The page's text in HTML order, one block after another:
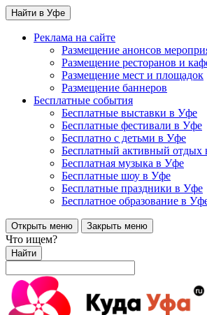
Найти в Уфе
Реклама на сайте
Размещение анонсов
Размещение ресторанов и
Размещение мест и площадок
Размещение баннеров
Бесплатные события
Бесплатные выставки в Уфе
Бесплатные фестивали в Уфе
Бесплатно с детьми в Уфе
Бесплатный активный отдых
Бесплатная музыка в Уфе
Бесплатные шоу в Уфе
Бесплатные праздники в Уфе
Бесплатное образование в
Открыть меню Закрыть меню
Что ищем?
Найти